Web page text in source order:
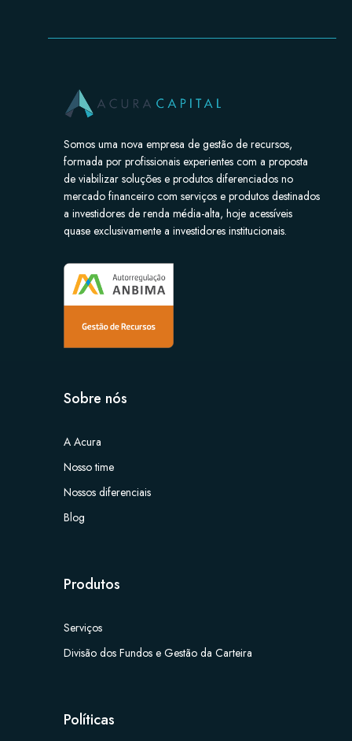
Somos uma nova empresa de gestão de recursos,
formada por profissionais experientes com a proposta
de viabilizar soluções e produtos diferenciados no
mercado financeiro com serviços e produtos destinados
a investidores de renda média-alta, hoje acessíveis
quase exclusivamente a investidores institucionais.
Sobre nós
A Acura
Nosso time
Nossos diferenciais
Blog
Produtos
Serviços
Divisão dos Fundos e Gestão da Carteira
Políticas